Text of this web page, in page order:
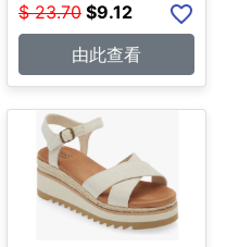
$ 23.70 $9.12
由此查看